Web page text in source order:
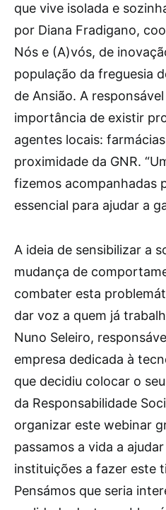
que vive isolada e
por Diana Fradigano,
Nós e (A)vós, de
população da freguesia
de Ansião. A
importância de existir
agentes locais:
proximidade da GNR.
fizemos acompanhadas
essencial para ajudar a
A ideia de sensibilizar a
mudança de
combater esta
dar voz a quem já
Nuno Seleiro,
empresa dedicada à
que decidiu colocar o
da Responsabilidade
organizar este webinar
passamos a vida a
instituições a fazer este
Pensámos que seria